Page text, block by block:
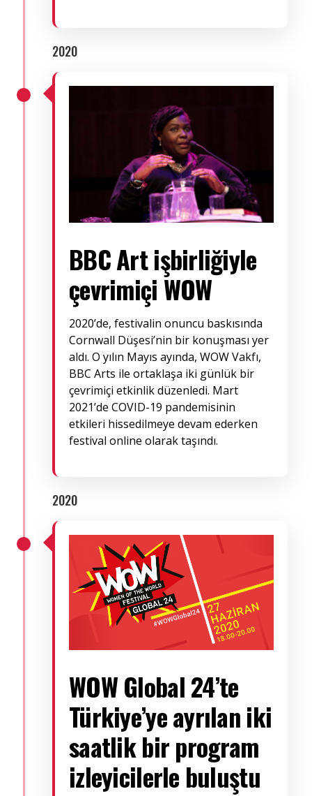
2020
BBC Art işbirliğiyle
çevrimiçi WOW
2020’de, festivalin onuncu baskısında
Cornwall Düşesi’nin bir konuşması yer
aldı. O yılın Mayıs ayında, WOW Vakfı,
BBC Arts ile ortaklaşa iki günlük bir
çevrimiçi etkinlik düzenledi. Mart
2021’de COVID-19 pandemisinin
etkileri hissedilmeye devam ederken
festival online olarak taşındı.
2020
WOW Global 24’te
Türkiye’ye ayrılan iki
saatlik bir program
izleyicilerle buluştu